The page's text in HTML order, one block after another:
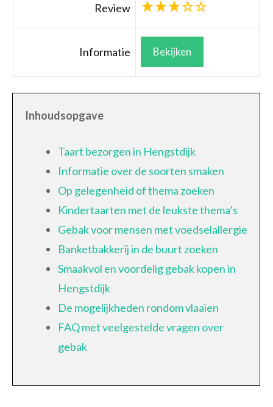
Review
Informatie Bekijken
Inhoudsopgave
Taart bezorgen in Hengstdijk
Informatie over de soorten smaken
Op gelegenheid of thema zoeken
Kindertaarten met de leukste thema’s
Gebak voor mensen met voedselallergie
Banketbakkerij in de buurt zoeken
Smaakvol en voordelig gebak kopen in
Hengstdijk
De mogelijkheden rondom vlaaien
FAQ met veelgestelde vragen over
gebak